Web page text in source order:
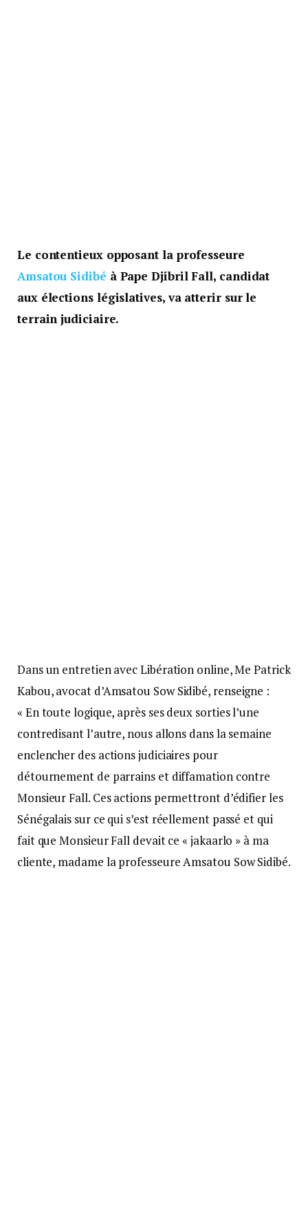
Le contentieux opposant la professeure
Amsatou Sidibéà Pape Djibril Fall, candidat
aux élections législatives, va atterir sur le
terrain judiciaire.
Dans un entretien avec Libération online, Me Patrick
Kabou, avocat d’Amsatou Sow Sidibé, renseigne :
« En toute logique, après ses deux sorties l’une
contredisant l’autre, nous allons dans la semaine
enclencher des actions judiciaires pour
détournement de parrains et diffamation contre
Monsieur Fall. Ces actions permettront d’édifier les
Sénégalais sur ce qui s’est réellement passé et qui
fait que Monsieur Fall devait ce « jakaarlo » à ma
cliente, madame la professeure Amsatou Sow Sidibé.